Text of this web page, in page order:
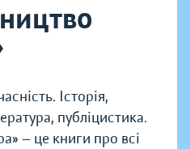
Історія,
публіцистика.
— це книги про всі